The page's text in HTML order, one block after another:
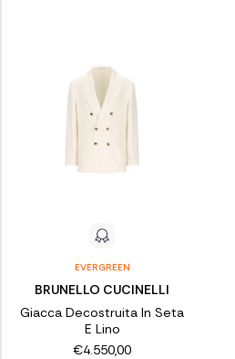
EVERGREEN
BRUNELLO CUCINELLI
Giacca Decostruita In Seta
E Lino
€4.550,00